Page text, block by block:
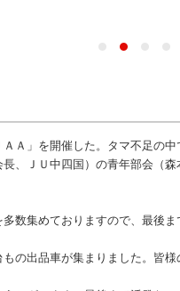
」を開催した。タマ不足の
、ＪＵ中四国）の青年部会（
集めておりますので、最後ま
出品車が集まりました。皆